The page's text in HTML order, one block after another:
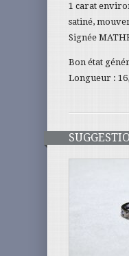
1 carat
satiné,
Signée
Bon état
Longueur :